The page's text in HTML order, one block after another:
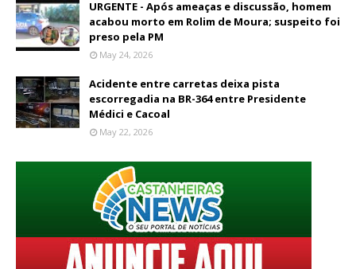
URGENTE - Após ameaças e discussão, homem
acabou morto em Rolim de Moura; suspeito foi
preso pela PM
May 24, 2026
Acidente entre carretas deixa pista
escorregadia na BR-364 entre Presidente
Médici e Cacoal
May 22, 2026